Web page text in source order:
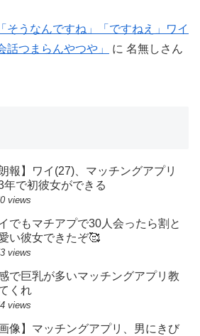
そうなんですね」「ですねえ」ワイ
話つまらんやつや」
に 名無しさん
朗報】ワイ(27)、マッチングアプリ
年で初彼女ができる
views
でもマチアプで30人会ったら割と
い彼女できたぞ🥰
views
で巨乳が多いマッチングアプリ教
くれ
views
画像】マッチングアプリ、男にきび